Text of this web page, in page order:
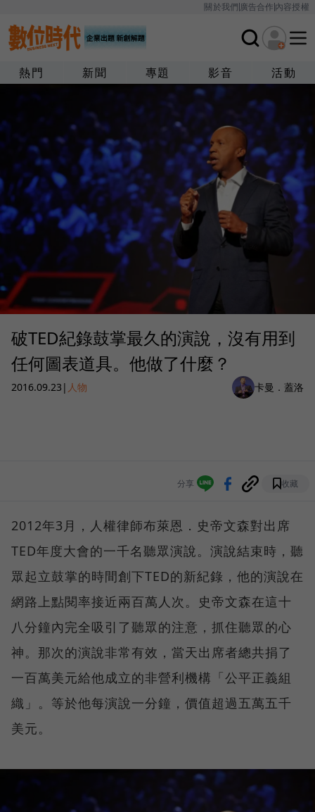
關於我們廣告合作內容授權
熱門 新聞 專題 影音 活動
破TED紀錄鼓掌最久的演說，沒有用到
任何圖表道具。他做了什麼？
2016.09.23 | 人物 卡曼．蓋洛
分享 收藏
2012年3月，人權律師布萊恩．史帝文森對出席
TED年度大會的一千名聽眾演說。演說結束時，聽
眾起立鼓掌的時間創下TED的新紀錄，他的演說在
網路上點閱率接近兩百萬人次。史帝文森在這十
八分鐘內完全吸引了聽眾的注意，抓住聽眾的心
神。那次的演說非常有效，當天出席者總共捐了
一百萬美元給他成立的非營利機構「公平正義組
織」。等於他每演說一分鐘，價值超過五萬五千
美元。